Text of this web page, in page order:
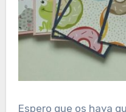
Espero que os haya